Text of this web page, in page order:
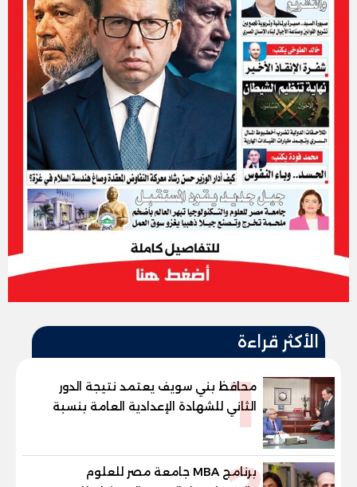
الأكثر قراءة
1
محافظ بني سويف يعتمد نتيجة الدور
الثاني للشهادة الإعدادية العامة بنسبة
والنور للمكفوفينبرنامج MBA جامعة مصر للعلوم